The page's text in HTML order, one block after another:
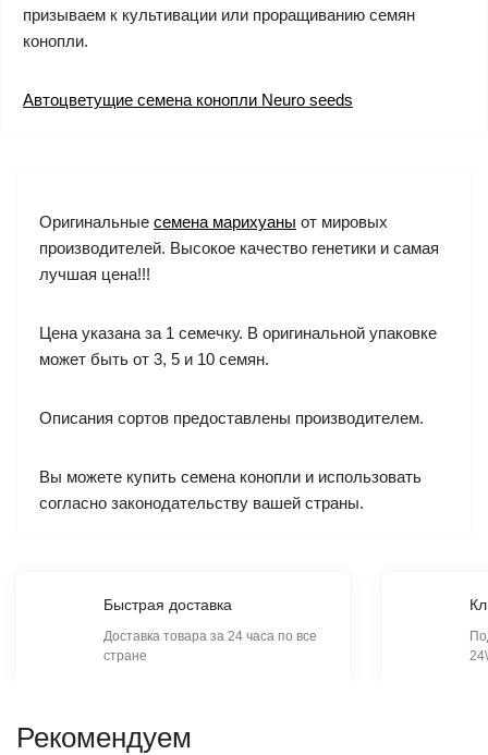
призываем к культивации или проращиванию семян
конопли.
Автоцветущие семена конопли Neuro seeds
Оригинальные семена марихуаны от мировых
производителей. Высокое качество генетики и самая
лучшая цена!!!
Цена указана за 1 семечку. В оригинальной упаковке
может быть от 3, 5 и 10 семян.
Описания сортов предоставлены производителем.
Вы можете купить семена конопли и использовать
согласно законодательству вашей страны.
Быстрая доставка
Доставка товара за 24 часа по все
стране
Рекомендуем